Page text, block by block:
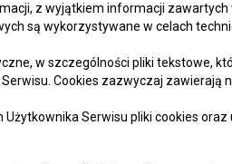
z wyjątkiem informacji zawartych
są wykorzystywane w celach
w szczególności pliki tekstowe,
Cookies zazwyczaj
Serwisu pliki cookies